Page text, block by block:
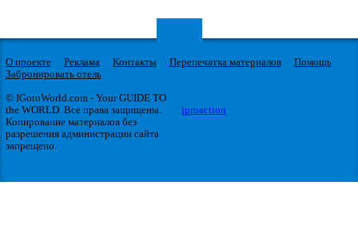
О проекте Реклама Контакты Перепечатка материалов
Помощь
Забронировать отель
© IGotoWorld.com - Your GUIDE TO
the WORLD. Все права защищены.
Копирование материалов без
разрешения администрации сайта
запрещено.
iproaction